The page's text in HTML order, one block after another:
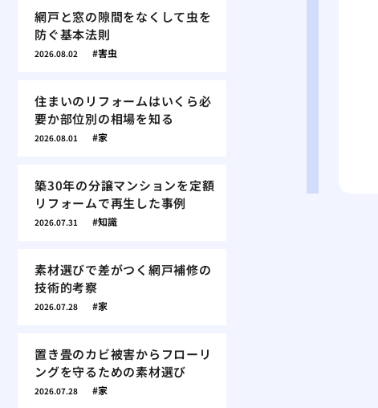
網戸と窓の隙間をなくして虫を
防ぐ基本法則
2026.08.02 害虫
住まいのリフォームはいくら必
要か部位別の相場を知る
2026.08.01 家
築30年の分譲マンションを定額
リフォームで再生した事例
2026.07.31 知識
素材選びで差がつく網戸補修の
技術的考察
2026.07.28 家
置き畳のカビ被害からフローリ
ングを守るための素材選び
2026.07.28 家